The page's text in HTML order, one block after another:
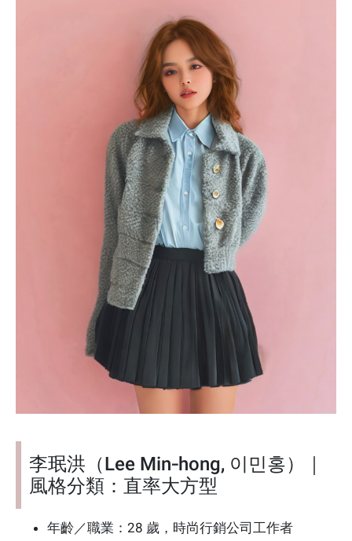
李珉洪（Lee Min‑hong, 이민홍）｜
風格分類：直率大方型
年齡／職業：28 歲，時尚行銷公司工作者